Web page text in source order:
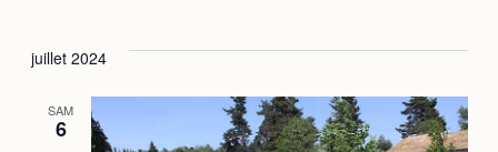
juillet 2024
SAM
6